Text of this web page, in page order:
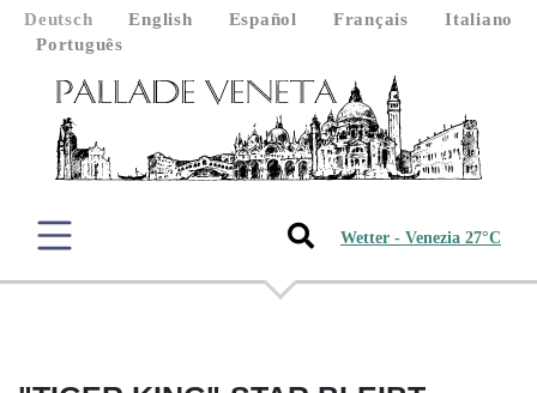
Deutsch English Español Français
Italiano
Português
Wetter - Venezia 27°C